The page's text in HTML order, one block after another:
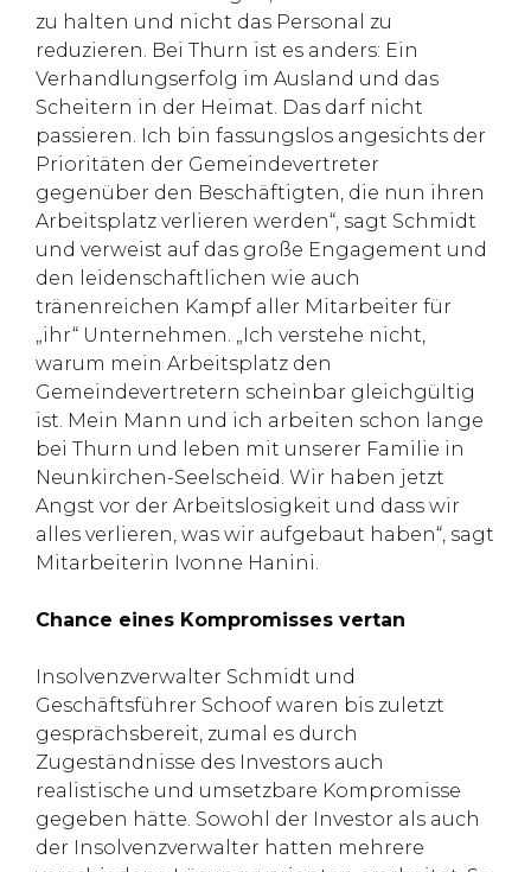
zu halten und nicht das Personal zu
reduzieren. Bei Thurn ist es anders: Ein
Verhandlungserfolg im Ausland und das
Scheitern in der Heimat. Das darf nicht
passieren. Ich bin fassungslos angesichts der
Prioritäten der Gemeindevertreter
gegenüber den Beschäftigten, die nun ihren
Arbeitsplatz verlieren werden“, sagt Schmidt
und verweist auf das große Engagement und
den leidenschaftlichen wie auch
tränenreichen Kampf aller Mitarbeiter für
„ihr“ Unternehmen. „Ich verstehe nicht,
warum mein Arbeitsplatz den
Gemeindevertretern scheinbar gleichgültig
ist. Mein Mann und ich arbeiten schon lange
bei Thurn und leben mit unserer Familie in
Neunkirchen-Seelscheid. Wir haben jetzt
Angst vor der Arbeitslosigkeit und dass wir
alles verlieren, was wir aufgebaut haben“, sagt
Mitarbeiterin Ivonne Hanini.
Chance eines Kompromisses vertan
Insolvenzverwalter Schmidt und
Geschäftsführer Schoof waren bis zuletzt
gesprächsbereit, zumal es durch
Zugeständnisse des Investors auch
realistische und umsetzbare Kompromisse
gegeben hätte. Sowohl der Investor als auch
der Insolvenzverwalter hatten mehrere